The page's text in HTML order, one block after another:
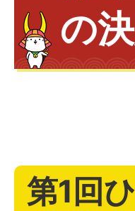
の
第1回